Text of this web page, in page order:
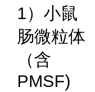
1）小鼠
肠微粒体
（含
PMSF)